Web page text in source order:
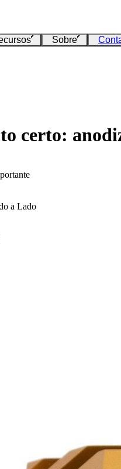
Sobre
certo:
a Lado